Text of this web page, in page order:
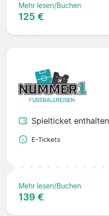
Mehr lesen/Buchen
125 €
Spielticket enthalten
E-Tickets
Mehr lesen/Buchen
139 €